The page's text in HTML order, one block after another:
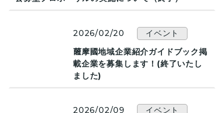
2026/02/20
イベント
薩󠄀󠄀摩國地域企業紹介ガイドブック掲
載企業を募集します！(終了いたし
ました)
2026/02/09
イベント